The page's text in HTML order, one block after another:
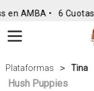
en AMBA • 6
Plataformas Tina
Hush Puppies